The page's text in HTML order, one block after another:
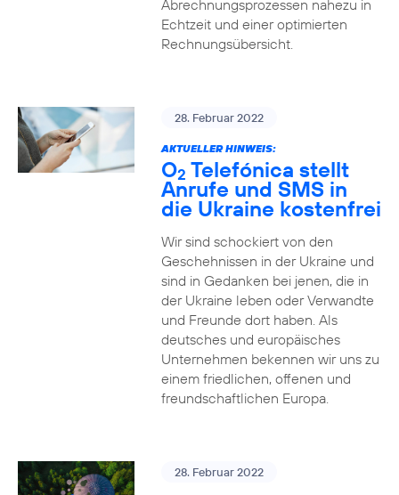
Abrechnungsprozessen nahezu in
Echtzeit und einer optimierten
Rechnungsübersicht.
28. Februar 2022
AKTUELLER HINWEIS:
O2 Telefónica stellt
Anrufe und SMS in
die Ukraine kostenfrei
Wir sind schockiert von den
Geschehnissen in der Ukraine und
sind in Gedanken bei jenen, die in
der Ukraine leben oder Verwandte
und Freunde dort haben. Als
deutsches und europäisches
Unternehmen bekennen wir uns zu
einem friedlichen, offenen und
freundschaftlichen Europa.
28. Februar 2022